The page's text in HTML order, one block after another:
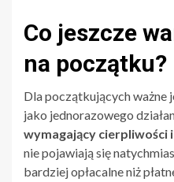
Co jeszcze
na początku?
Dla początkujących ważne
jako jednorazowego
wymagający cierpliwości
nie pojawiają się
bardziej opłacalne niż